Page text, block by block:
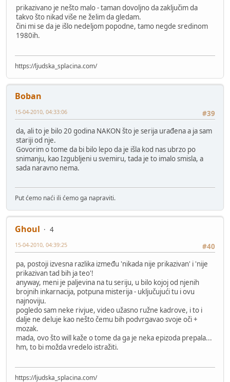
prikazivano je nešto malo - taman dovoljno da zaključim da
takvo što nikad više ne želim da gledam.
čini mi se da je išlo nedeljom popodne, tamo negde sredinom
1980ih.
https://ljudska_splacina.com/
Boban
#39
15-04-2010, 04:33:06
da, ali to je bilo 20 godina NAKON što je serija urađena a ja sam
stariji od nje.
Govorim o tome da bi bilo lepo da je išla kod nas ubrzo po
snimanju, kao Izgubljeni u svemiru, tada je to imalo smisla, a
sada naravno nema.
Put ćemo naći ili ćemo ga napraviti.
Ghoul
4
#40
15-04-2010, 04:39:25
pa, postoji izvesna razlika između 'nikada nije prikazivan' i 'nije
prikazivan tad bih ja teo'!
anyway, meni je paljevina na tu seriju, u bilo kojoj od njenih
brojnih inkarnacija, potpuna misterija - uključujući tu i ovu
najnoviju.
pogledo sam neke rivjue, video užasno ružne kadrove, i to i
dalje ne deluje kao nešto čemu bih podvrgavao svoje oči +
mozak.
mada, ovo što will kaže o tome da ga je neka epizoda prepala...
hm, to bi možda vredelo istražiti.
https://ljudska_splacina.com/